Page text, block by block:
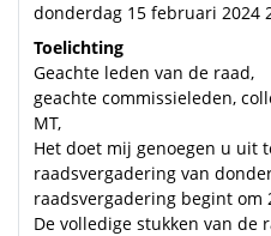
donderdag 15 februari 2024
Toelichting
Geachte leden van de raad,
geachte commissieleden,
MT,
Het doet mij genoegen u uit
raadsvergadering van
raadsvergadering begint om
De volledige stukken van de